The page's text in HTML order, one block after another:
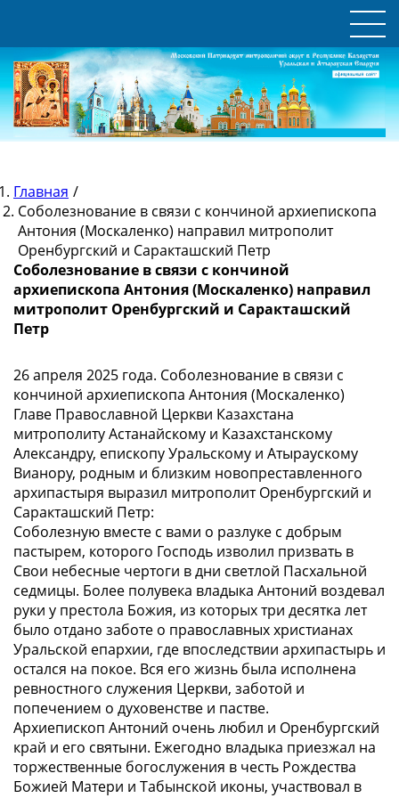
Главная /
Соболезнование в связи с кончиной архиепископа
Антония (Москаленко) направил митрополит
Оренбургский и Саракташский Петр
Соболезнование в связи с кончиной
архиепископа Антония (Москаленко) направил
митрополит Оренбургский и Саракташский
Петр
26 апреля 2025 года. Соболезнование в связи с
кончиной архиепископа Антония (Москаленко)
Главе Православной Церкви Казахстана
митрополиту Астанайскому и Казахстанскому
Александру, епископу Уральскому и Атыраускому
Вианору, родным и близким новопреставленного
архипастыря выразил митрополит Оренбургский и
Саракташский Петр:
Соболезную вместе с вами о разлуке с добрым
пастырем, которого Господь изволил призвать в
Свои небесные чертоги в дни светлой Пасхальной
седмицы. Более полувека владыка Антоний воздевал
руки у престола Божия, из которых три десятка лет
было отдано заботе о православных христианах
Уральской епархии, где впоследствии архипастырь и
остался на покое. Вся его жизнь была исполнена
ревностного служения Церкви, заботой и
попечением о духовенстве и пастве.
Архиепископ Антоний очень любил и Оренбургский
край и его святыни. Ежегодно владыка приезжал на
торжественные богослужения в честь Рождества
Божией Матери и Табынской иконы, участвовал в